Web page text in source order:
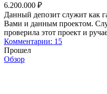
6.200.000 ₽
Данный депозит служит как
Вами и данным проектом.
проверила этот проект и
Комментарии: 15
Прошел
Обзор